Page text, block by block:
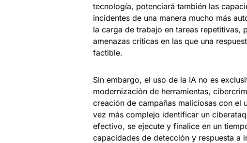
tecnología, potenciará también las
incidentes de una manera mucho más
la carga de trabajo en tareas repetitivas,
amenazas críticas en las que una
factible.
Sin embargo, el uso de la IA no es
modernización de herramientas,
creación de campañas maliciosas con el
vez más complejo identificar un
efectivo, se ejecute y finalice en un
capacidades de detección y respuesta a